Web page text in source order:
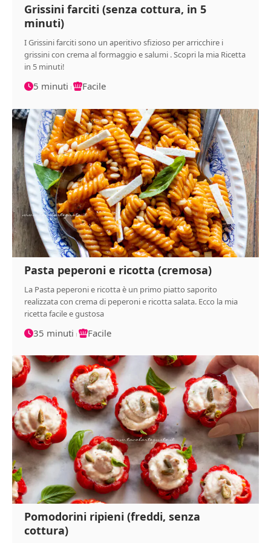
Grissini farciti (senza cottura, in 5
minuti)
I Grissini farciti sono un aperitivo sfizioso per arricchire i
grissini con crema al formaggio e salumi . Scopri la mia Ricetta
in 5 minuti!
5 minuti Facile
Pasta peperoni e ricotta (cremosa)
La Pasta peperoni e ricotta è un primo piatto saporito
realizzata con crema di peperoni e ricotta salata. Ecco la mia
ricetta facile e gustosa
35 minuti Facile
Pomodorini ripieni (freddi, senza
cottura)